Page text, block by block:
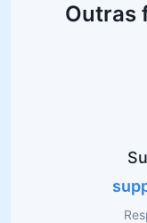
Outras